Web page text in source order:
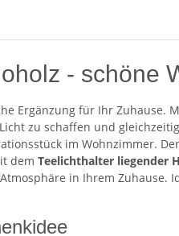
- schöne
Ergänzung für Ihr Zuhause.
zu schaffen und
im Wohnzimmer.
dem Teelichthalter liegender
in Ihrem Zuhause.